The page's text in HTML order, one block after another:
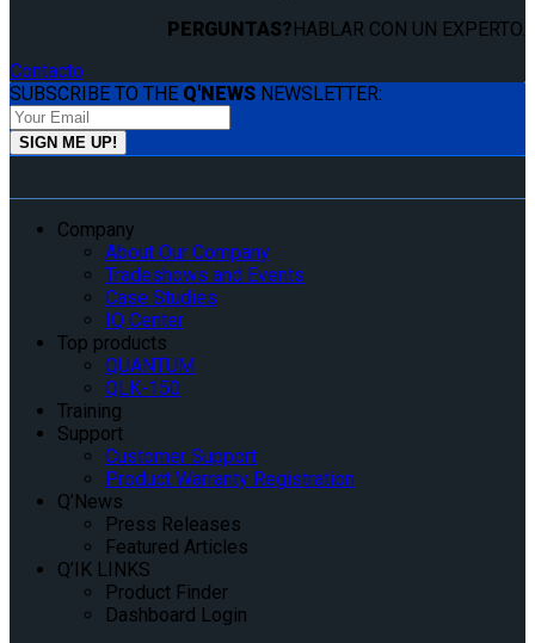
PERGUNTAS?HABLAR CON UN EXPERTO.
Contacto
SUBSCRIBE TO THE Q'NEWS NEWSLETTER:
Company
About Our Company
Tradeshows and Events
Case Studies
IQ Center
Top products
QUANTUM
QLK-150
Training
Support
Customer Support
Product Warranty Registration
Q’News
Press Releases
Featured Articles
Q’IK LINKS
Product Finder
Dashboard Login